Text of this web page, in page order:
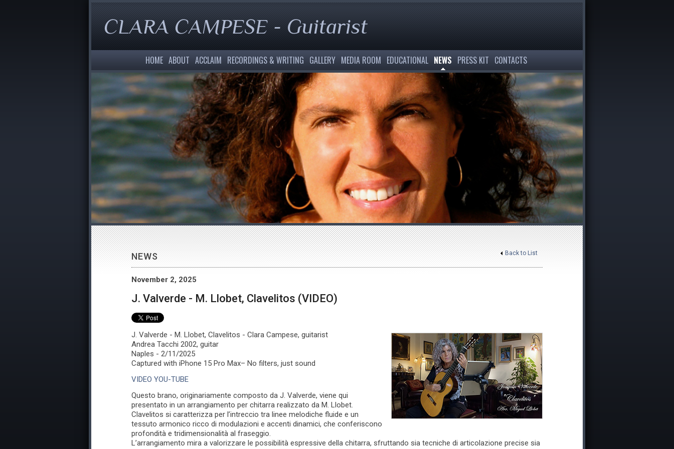
CLARA CAMPESE - Guitarist
HOME ABOUT ACCLAIM RECORDINGS & WRITING GALLERY MEDIA ROOM EDUCATIONAL NEWS PRESS KIT CONTACTS
Back to List
NEWS
November 2, 2025
J. Valverde - M. Llobet, Clavelitos (VIDEO)
J. Valverde - M. Llobet, Clavelitos - Clara Campese, guitarist
Andrea Tacchi 2002, guitar
Naples - 2/11/2025
Captured with iPhone 15 Pro Max– No filters, just sound
VIDEO YOU-TUBE
Questo brano, originariamente composto da J. Valverde, viene qui
presentato in un arrangiamento per chitarra realizzato da M. Llobet.
Clavelitos si caratterizza per l’intreccio tra linee melodiche fluide e un
tessuto armonico ricco di modulazioni e accenti dinamici, che conferiscono
profondità e tridimensionalità al fraseggio.
L’arrangiamento mira a valorizzare le possibilità espressive della chitarra, sfruttando sia tecniche di articolazione precise sia